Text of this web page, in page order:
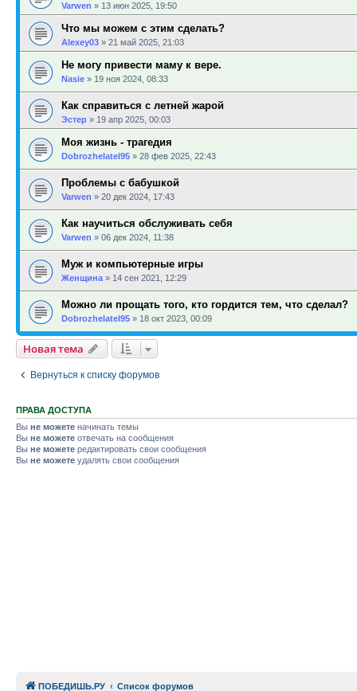
Varwen » 13 июн 2025, 19:50
Что мы можем с этим сделать?
Alexey03 » 21 май 2025, 21:03
Не могу привести маму к вере.
Nasie » 19 ноя 2024, 08:33
Как справиться с летней жарой
Эстер » 19 апр 2025, 00:03
Моя жизнь - трагедия
Dobrozhelatel95 » 28 фев 2025, 22:43
Проблемы с бабушкой
Varwen » 20 дек 2024, 17:43
Как научиться обслуживать себя
Varwen » 06 дек 2024, 11:38
Муж и компьютерные игры
Женщина » 14 сен 2021, 12:29
Можно ли прощать того, кто гордится тем, что сделал?
Dobrozhelatel95 » 18 окт 2023, 00:09
Новая тема
Вернуться к списку форумов
ПРАВА ДОСТУПА
Вы не можете начинать темы
Вы не можете отвечать на сообщения
Вы не можете редактировать свои сообщения
Вы не можете удалять свои сообщения
ПОБЕДИШЬ.РУ Список форумов